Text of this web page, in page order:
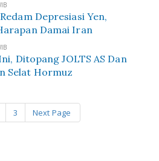
Depresiasi Yen,
Damai Iran
Ditopang JOLTS AS Dan
Selat Hormuz
3 Next Page